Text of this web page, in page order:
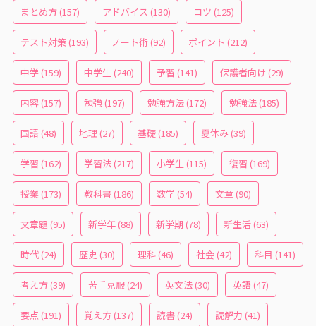
まとめ方(157) アドバイス (130) コツ (125)
テスト対策(193) ノート術(92) ポイント (212)
中学(159) 中学生(240) 予習 (141) 保護者向け (29)
内容(157) 勉強(197) 勉強方法(172) 勉強法(185)
国語 (48) 地理(27) 基礎(185) 夏休み (39)
学習 (162) 学習法(217) 小学生(115) 復習 (169)
授業(173) 教科書(186) 数学(54) 文章 (90)
文章題 (95) 新学年(88) 新学期(78) 新生活(63)
時代(24) 歴史 (30) 理科(46) 社会(42) 科目 (141)
考え方(39) 苦手克服(24) 英文法(30) 英語 (47)
要点 (191) 覚え方(137) 読書(24) 読解力 (41)